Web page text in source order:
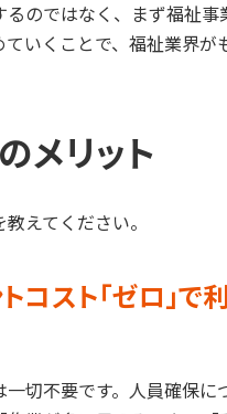
のではなく、まず福祉
いくことで、福祉業界
のメリット
えてください。
コスト「ゼロ」で
切不要です。人員確保